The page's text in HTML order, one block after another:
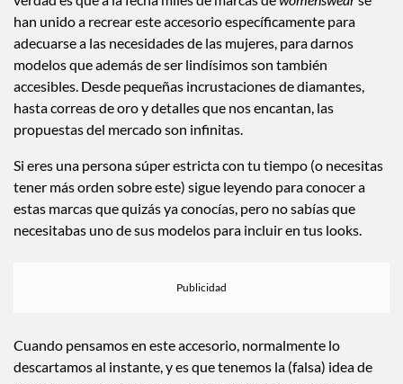
han unido a recrear este accesorio específicamente para
adecuarse a las necesidades de las mujeres, para darnos
modelos que además de ser lindísimos son también
accesibles. Desde pequeñas incrustaciones de diamantes,
hasta correas de oro y detalles que nos encantan, las
propuestas del mercado son infinitas.
Si eres una persona súper estricta con tu tiempo (o necesitas
tener más orden sobre este) sigue leyendo para conocer a
estas marcas que quizás ya conocías, pero no sabías que
necesitabas uno de sus modelos para incluir en tus looks.
Cuando pensamos en este accesorio, normalmente lo
descartamos al instante, y es que tenemos la (falsa) idea de